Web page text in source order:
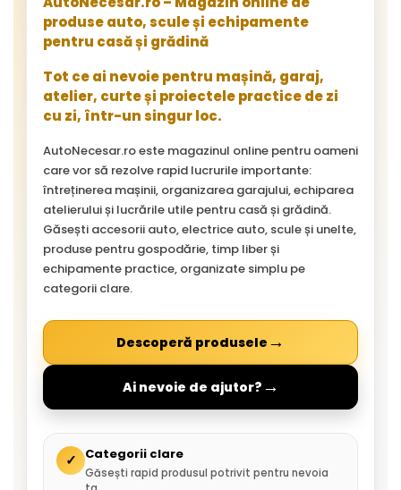
produse auto, scule și echipamente
pentru casă și grădină
Tot ce ai nevoie pentru mașină, garaj,
atelier, curte și proiectele practice de zi
cu zi, într-un singur loc.
AutoNecesar.ro este magazinul online pentru oameni
care vor să rezolve rapid lucrurile importante:
întreținerea mașinii, organizarea garajului, echiparea
atelierului și lucrările utile pentru casă și grădină.
Găsești accesorii auto, electrice auto, scule și unelte,
produse pentru gospodărie, timp liber și
echipamente practice, organizate simplu pe
categorii clare.
Descoperă produsele →
Ai nevoie de ajutor? →
✓ Categorii clare
Găsești rapid produsul potrivit pentru nevoia